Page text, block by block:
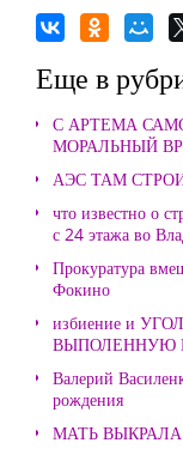
Еще в
С АРТЕМА
МОРАЛЬНЫЙ
АЭС ТАМ
что известно о
с 24 этажа во
Прокуратура
Фокино
избиение и
ВЫПОЛЕННУЮ
Валерий
рождения
МАТЬ